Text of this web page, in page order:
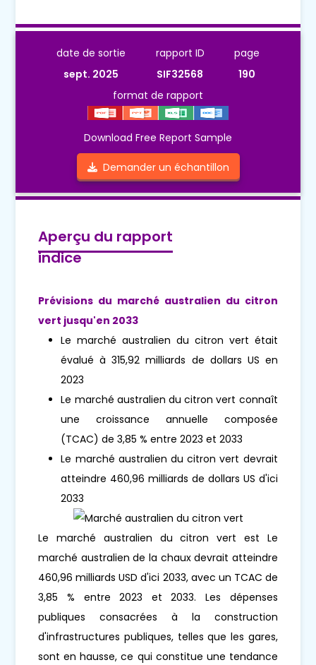
date de sortie
sept. 2025
rapport ID
SIF32568
page
190
format de rapport
Download Free Report Sample
Demander un échantillon
Aperçu du rapport
indice
Prévisions du marché australien du citron
vert jusqu'en 2033
Le marché australien du citron vert était
évalué à 315,92 milliards de dollars US en
2023
Le marché australien du citron vert connaît
une croissance annuelle composée
(TCAC) de 3,85 % entre 2023 et 2033
Le marché australien du citron vert devrait
atteindre 460,96 milliards de dollars US d'ici
2033
Le marché australien du citron vert est Le
marché australien de la chaux devrait atteindre
460,96 milliards USD d'ici 2033, avec un TCAC de
3,85 % entre 2023 et 2033. Les dépenses
publiques consacrées à la construction
d'infrastructures publiques, telles que les gares,
sont en hausse, ce qui constitue une tendance